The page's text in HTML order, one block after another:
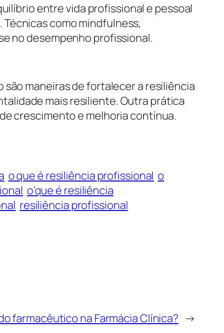
entre vida profissional e pessoal
como mindfulness,
no desempenho profissional.
maneiras de fortalecer a resiliência
mais resiliente. Outra prática
crescimento e melhoria contínua.
o que é resiliência profissional o
o’que é resiliência
resiliência profissional
farmacêutico na Farmácia Clínica? →